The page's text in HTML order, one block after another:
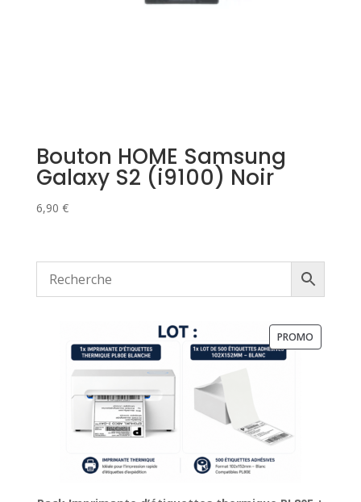
Bouton HOME Samsung
Galaxy S2 (i9100) Noir
6,90 €
PROMO